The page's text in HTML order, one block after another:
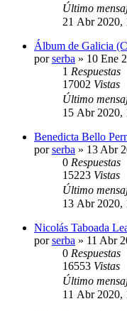
Último
21 Abr 2020,
Álbum de Galicia
porserba » 10 Ene
1 Respuestas
17002 Vistas
Último
15 Abr 2020,
Benedicta Bello
porserba » 13 Abr
0 Respuestas
15223 Vistas
Último
13 Abr 2020,
Nicolás Taboada
porserba » 11 Abr
0 Respuestas
16553 Vistas
Último
11 Abr 2020,